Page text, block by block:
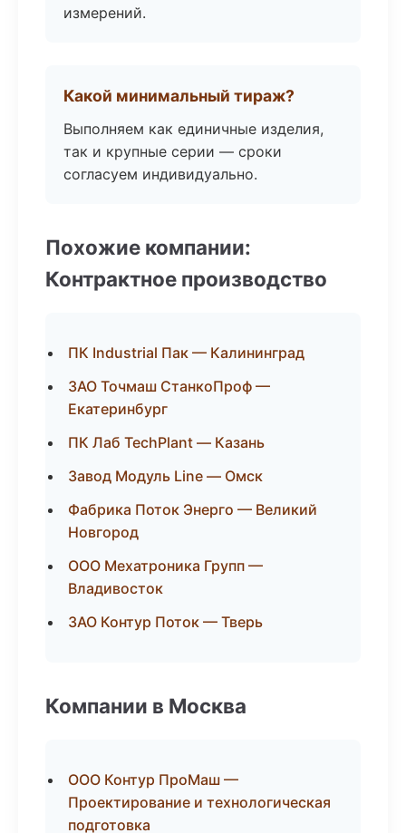
измерений.
Какой минимальный тираж?
Выполняем как единичные изделия,
так и крупные серии — сроки
согласуем индивидуально.
Похожие компании:
Контрактное производство
ПК Industrial Пак — Калининград
ЗАО Точмаш СтанкоПроф —
Екатеринбург
ПК Лаб TechPlant — Казань
Завод Модуль Line — Омск
Фабрика Поток Энерго — Великий
Новгород
ООО Мехатроника Групп —
Владивосток
ЗАО Контур Поток — Тверь
Компании в Москва
ООО Контур ПроМаш —
Проектирование и технологическая
подготовка